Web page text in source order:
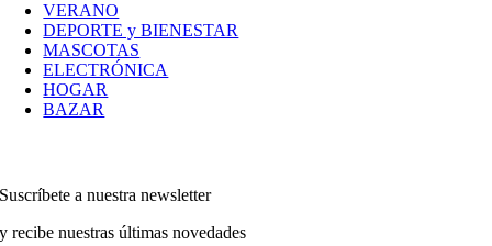
VERANO
DEPORTE y BIENESTAR
MASCOTAS
ELECTRÓNICA
HOGAR
BAZAR
Suscríbete a nuestra newsletter
y recibe nuestras últimas novedades